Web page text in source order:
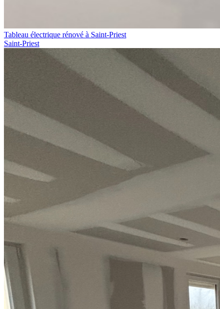
Tableau électrique rénové à Saint-Priest
Saint-Priest